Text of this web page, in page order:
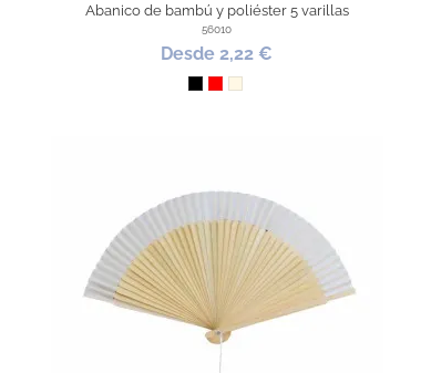
Abanico de bambú y poliéster 5 varillas
56010
Desde 2,22 €
Negro
RojoNatural